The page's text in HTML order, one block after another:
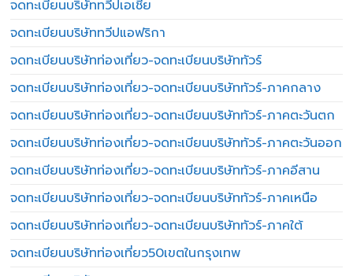
จดทะเบียนบริษัททวีปเอเชีย
จดทะเบียนบริษัททวีปแอฟริกา
จดทะเบียนบริษัทท่องเที่ยว-จดทะเบียนบริษัททัวร์
จดทะเบียนบริษัทท่องเที่ยว-จดทะเบียนบริษัททัวร์-ภาคกลาง
จดทะเบียนบริษัทท่องเที่ยว-จดทะเบียนบริษัททัวร์-ภาคตะวันตก
จดทะเบียนบริษัทท่องเที่ยว-จดทะเบียนบริษัททัวร์-ภาคตะวันออก
จดทะเบียนบริษัทท่องเที่ยว-จดทะเบียนบริษัททัวร์-ภาคอีสาน
จดทะเบียนบริษัทท่องเที่ยว-จดทะเบียนบริษัททัวร์-ภาคเหนือ
จดทะเบียนบริษัทท่องเที่ยว-จดทะเบียนบริษัททัวร์-ภาคใต้
จดทะเบียนบริษัทท่องเที่ยว50เขตในกรุงเทพ